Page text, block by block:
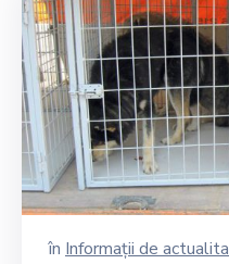
în Informații de